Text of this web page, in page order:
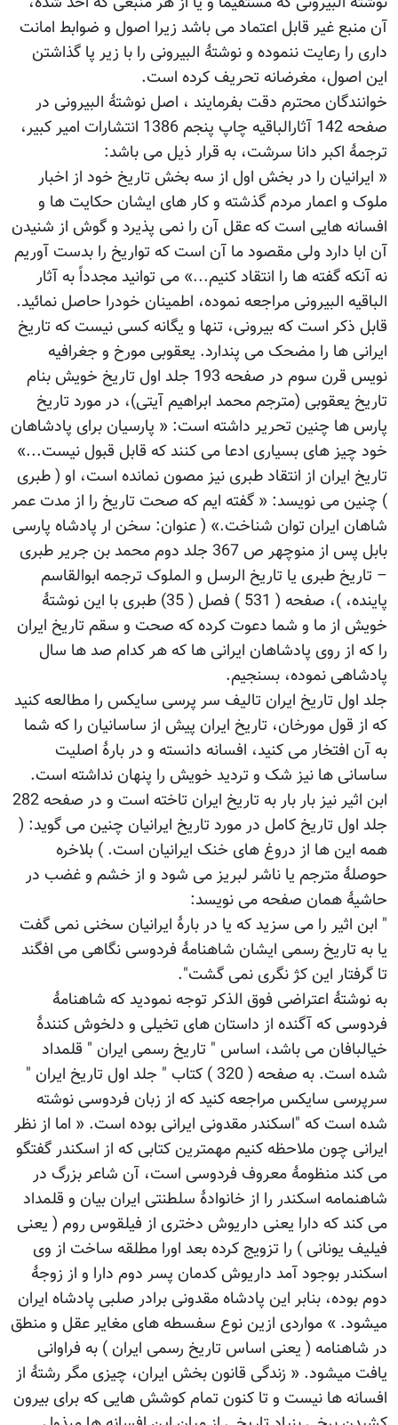
آن منبع غیر قابل اعتماد می باشد زیرا اصول و ضوابط امانت
داری را رعایت ننموده و نوشتۀ البیرونی را با زیر پا گذاشتن
این اصول، مغرضانه تحریف کرده است.
خوانندگان محترم دقت بفرمایند ، اصل نوشتۀ البیرونی در
صفحه 142 آثارالباقیه چاپ پنجم 1386 انتشارات امیر کبیر،
ترجمۀ اکبر دانا سرشت، به قرار ذیل می باشد:
« ایرانیان را در بخش اول از سه بخش تاریخ خود از اخبار
ملوک و اعمار مردم گذشته و کار های ایشان حکایت ها و
افسانه هایی است که عقل آن را نمی پذیرد و گوش از شنیدن
آن ابا دارد ولی مقصود ما آن است که تواریخ را بدست آوریم
نه آنکه گفته ها را انتقاد کنیم...» می توانید مجدداً به آثار
الباقیه البیرونی مراجعه نموده، اطمینان خودرا حاصل نمائید.
قابل ذکر است که بیرونی، تنها و یگانه کسی نیست که تاریخ
ایرانی ها را مضحک می پندارد. یعقوبی مورخ و جغرافیه
نویس قرن سوم در صفحه 193 جلد اول تاریخ خویش بنام
تاریخ یعقوبی (مترجم محمد ابراهیم آیتی)، در مورد تاریخ
پارس ها چنین تحریر داشته است: « پارسیان برای پادشاهان
خود چیز های بسیاری ادعا می کنند که قابل قبول نیست...»
تاریخ ایران از انتقاد طبری نیز مصون نمانده است، او ( طبری
) چنین می نویسد: « گفته ایم که صحت تاریخ را از مدت عمر
شاهان ایران توان شناخت.» ( عنوان: سخن ار پادشاه پارسی
بابل پس از منوچهر ص 367 جلد دوم محمد بن جریر طبری
– تاریخ طبری یا تاریخ الرسل و الملوک ترجمه ابوالقاسم
پاینده، )، صفحه ( 531 ) فصل ( 35) طبری با این نوشتۀ
خویش از ما و شما دعوت کرده که صحت و سقم تاریخ ایران
را که از روی پادشاهان ایرانی ها که هر کدام صد ها سال
پادشاهی نموده، بسنجیم.
جلد اول تاریخ ایران تالیف سر پرسی سایکس را مطالعه کنید
که از قول مورخان، تاریخ ایران پیش از ساسانیان را که شما
به آن افتخار می کنید، افسانه دانسته و در بارۀ اصلیت
ساسانی ها نیز شک و تردید خویش را پنهان نداشته است.
ابن اثیر نیز بار بار به تاریخ ایران تاخته است و در صفحه 282
جلد اول تاریخ کامل در مورد تاریخ ایرانیان چنین می گوید: (
همه این ها از دروغ های خنک ایرانیان است. ) بلاخره
حوصلۀ مترجم یا ناشر لبریز می شود و از خشم و غضب در
حاشیۀ همان صفحه می نویسد:
" ابن اثیر را می سزید که یا در بارۀ ایرانیان سخنی نمی گفت
یا به تاریخ رسمی ایشان شاهنامۀ فردوسی نگاهی می افگند
تا گرفتار این کژ نگری نمی گشت".
به نوشتۀ اعتراضی فوق الذکر توجه نمودید که شاهنامۀ
فردوسی که آگنده از داستان های تخیلی و دلخوش کنندۀ
خیالبافان می باشد، اساس " تاریخ رسمی ایران " قلمداد
شده است. به صفحه ( 320 ) کتاب " جلد اول تاریخ ایران "
سرپرسی سایکس مراجعه کنید که از زبان فردوسی نوشته
شده است که "اسکندر مقدونی ایرانی بوده است. « اما از نظر
ایرانی چون ملاحظه کنیم مهمترین کتابی که از اسکندر گفتگو
می کند منظومۀ معروف فردوسی است، آن شاعر بزرگ در
شاهنمامه اسکندر را از خانوادۀ سلطنتی ایران بیان و قلمداد
می کند که دارا یعنی داریوش دختری از فیلقوس روم ( یعنی
فیلیف یونانی ) را تزویج کرده بعد اورا مطلقه ساخت از وی
اسکندر بوجود آمد داریوش کدمان پسر دوم دارا و از زوجۀ
دوم بوده، بنابر این پادشاه مقدونی برادر صلبی پادشاه ایران
میشود. » مواردی ازین نوع سفسطه های مغایر عقل و منطق
در شاهنامه ( یعنی اساس تاریخ رسمی ایران ) به فراوانی
یافت میشود. « زندگی قانون بخش ایران، چیزی مگر رشتۀ از
افسانه ها نیست و تا کنون تمام کوشش هایی که برای بیرون